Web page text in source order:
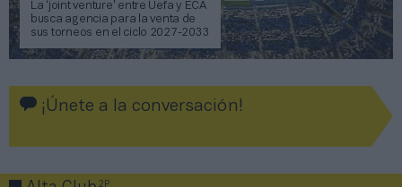
La ‘joint venture’ entre Uefa y ECA
busca agencia para la venta de
sus torneos en el ciclo 2027-2033
¡Únete a la conversación!
2P